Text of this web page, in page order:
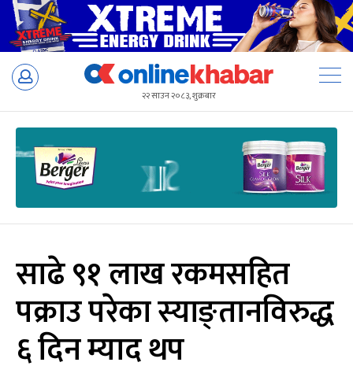
Skip
२२ साउन २०८३, शुक्रबार
साढे ९१ लाख रकमसहित
पक्राउ परेका स्याङ्तानविरुद्ध
६ दिन म्याद थप